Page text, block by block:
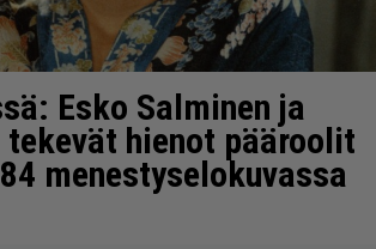
Esko Salminen ja
tekevät hienot pääroolit
menestyselokuvassa